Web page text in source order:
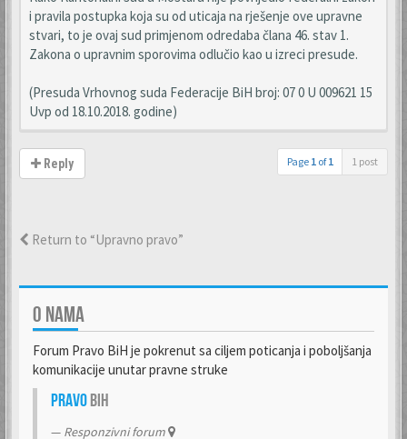
i pravila postupka koja su od uticaja na rješenje ove upravne
stvari, to je ovaj sud primjenom odredaba člana 46. stav 1.
Zakona o upravnim sporovima odlučio kao u izreci presude.
(Presuda Vrhovnog suda Federacije BiH broj: 07 0 U 009621 15
Uvp od 18.10.2018. godine)
Reply Page 1 of1 1 post
Return to “Upravno pravo”
O NAMA
Forum Pravo BiH je pokrenut sa ciljem poticanja i poboljšanja
komunikacije unutar pravne struke
PravoBiH
Responzivni forum